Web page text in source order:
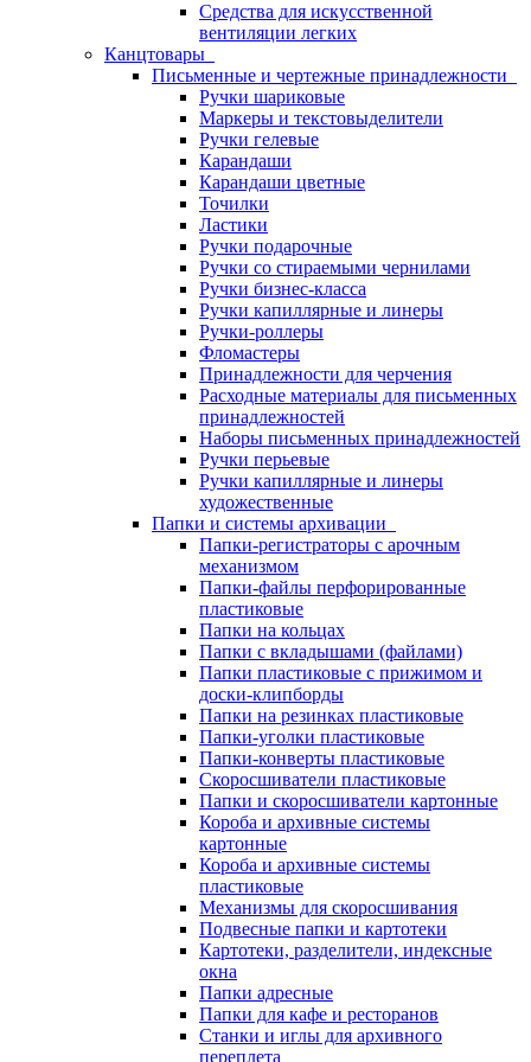
Средства для искусственной
вентиляции легких
Канцтовары
Письменные и чертежные принадлежности
Ручки шариковые
Маркеры и текстовыделители
Ручки гелевые
Карандаши
Карандаши цветные
Точилки
Ластики
Ручки подарочные
Ручки со стираемыми чернилами
Ручки бизнес-класса
Ручки капиллярные и линеры
Ручки-роллеры
Фломастеры
Принадлежности для черчения
Расходные материалы для письменных
принадлежностей
Наборы письменных принадлежностей
Ручки перьевые
Ручки капиллярные и линеры
художественные
Папки и системы архивации
Папки-регистраторы с арочным
механизмом
Папки-файлы перфорированные
пластиковые
Папки на кольцах
Папки с вкладышами (файлами)
Папки пластиковые с прижимом и
доски-клипборды
Папки на резинках пластиковые
Папки-уголки пластиковые
Папки-конверты пластиковые
Скоросшиватели пластиковые
Папки и скоросшиватели картонные
Короба и архивные системы
картонные
Короба и архивные системы
пластиковые
Механизмы для скоросшивания
Подвесные папки и картотеки
Картотеки, разделители, индексные
окна
Папки адресные
Папки для кафе и ресторанов
Станки и иглы для архивного
переплета